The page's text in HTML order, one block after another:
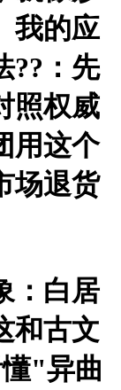
我的应
??：先
照权威
用这个
场退货
：白居
和古文
"异曲